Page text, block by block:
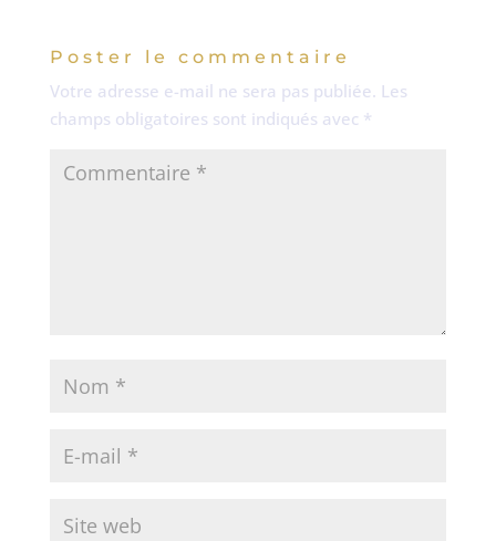
Poster le commentaire
Votre adresse e-mail ne sera pas publiée. Les
champs obligatoires sont indiqués avec *